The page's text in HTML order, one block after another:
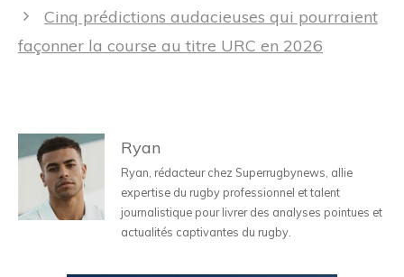
Cinq prédictions audacieuses qui pourraient
façonner la course au titre URC en 2026
Ryan
Ryan, rédacteur chez Superrugbynews, allie
expertise du rugby professionnel et talent
journalistique pour livrer des analyses pointues et
actualités captivantes du rugby.